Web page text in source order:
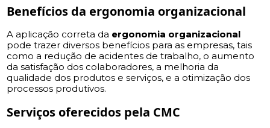
Benefícios da ergonomia organizacional
A aplicação correta da ergonomia organizacional
pode trazer diversos benefícios para as empresas, tais
como a redução de acidentes de trabalho, o aumento
da satisfação dos colaboradores, a melhoria da
qualidade dos produtos e serviços, e a otimização dos
processos produtivos.
Serviços oferecidos pela CMC